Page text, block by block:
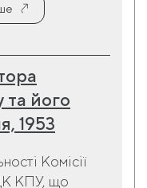
та його
1953
Комісії
КПУ, що